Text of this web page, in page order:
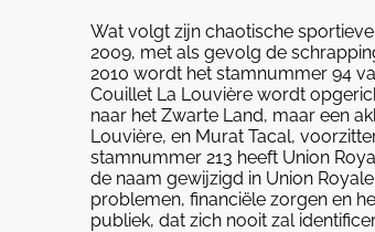
Wat volgt zijn chaotische
2009, met als gevolg de
2010 wordt het stamnummer 94
Couillet La Louvière wordt
naar het Zwarte Land, maar een
Louvière, en Murat Tacal,
stamnummer 213 heeft Union
de naam gewijzigd in Union
problemen, financiële zorgen en
publiek, dat zich nooit zal